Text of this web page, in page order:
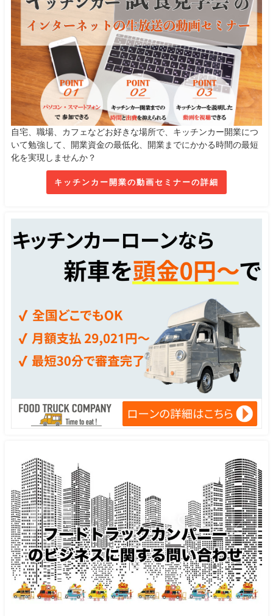
自宅、職場、カフェなどお好きな場所で、キッチンカー開業につ
いて勉強して、開業資金の最低化、開業までにかかる時間の最短
化を実現しませんか？
キッチンカー開業の動画セミナーの詳細